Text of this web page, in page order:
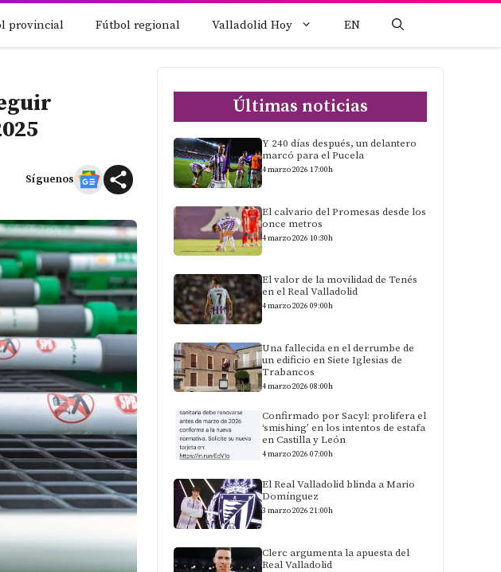
provincial Fútbol regional Valladolid Hoy EN
Síguenos
Últimas noticias
Y 240 días después, un delantero
marcó para el Pucela
4 marzo 2026 17:00h
El calvario del Promesas desde los
once metros
4 marzo 2026 10:30h
El valor de la movilidad de Tenés
en el Real Valladolid
4 marzo 2026 09:00h
Una fallecida en el derrumbe de
un edificio en Siete Iglesias de
Trabancos
4 marzo 2026 08:00h
Confirmado por Sacyl: prolifera el
‘smishing’ en los intentos de estafa
en Castilla y León
4 marzo 2026 07:00h
El Real Valladolid blinda a Mario
Domínguez
3 marzo 2026 21:00h
Clerc argumenta la apuesta del
Real Valladolid